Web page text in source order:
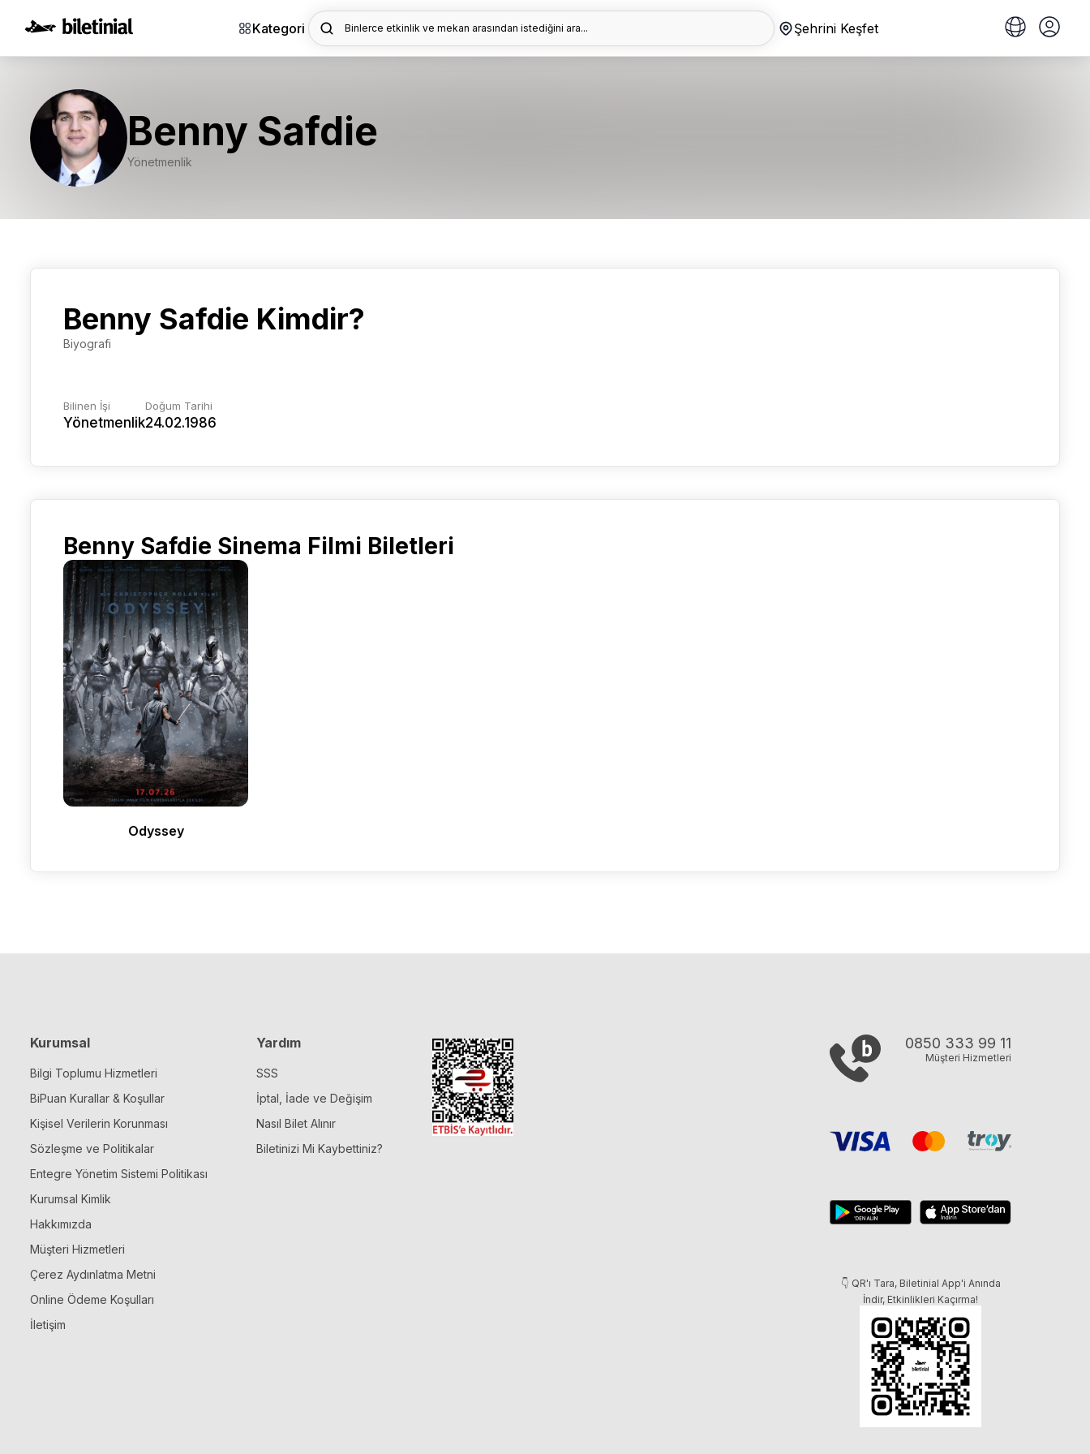
Kategori Binlerce etkinlik ve mekan arasından istediğini ara... Şehrini Keşfet
Benny Safdie
Yönetmenlik
Benny Safdie Kimdir?
Biyografi
Bilinen İşi
Yönetmenlik
Doğum Tarihi
24.02.1986
Benny Safdie Sinema Filmi Biletleri
Odyssey
Kurumsal
Bilgi Toplumu Hizmetleri
BiPuan Kurallar & Koşullar
Kişisel Verilerin Korunması
Sözleşme ve Politikalar
Entegre Yönetim Sistemi Politikası
Kurumsal Kimlik
Hakkımızda
Müşteri Hizmetleri
Çerez Aydınlatma Metni
Online Ödeme Koşulları
İletişim
Yardım
SSS
İptal, İade ve Değişim
Nasıl Bilet Alınır
Biletinizi Mi Kaybettiniz?
0850 333 99 11
Müşteri Hizmetleri
👇 QR'ı Tara, Biletinial App'i Anında
İndir, Etkinlikleri Kaçırma!